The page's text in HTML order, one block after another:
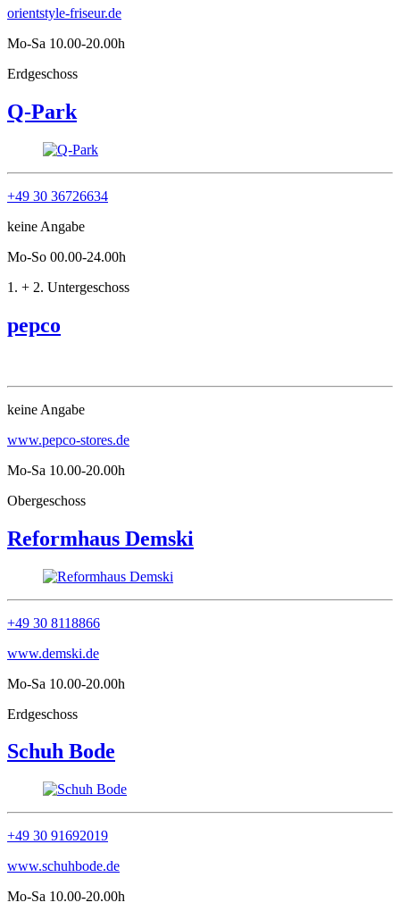
orientstyle-friseur.de
Mo-Sa 10.00-20.00h
Erdgeschoss
Q-Park
+49 30 36726634
keine Angabe
Mo-So 00.00-24.00h
1. + 2. Untergeschoss
pepco
keine Angabe
www.pepco-stores.de
Mo-Sa 10.00-20.00h
Obergeschoss
Reformhaus Demski
+49 30 8118866
www.demski.de
Mo-Sa 10.00-20.00h
Erdgeschoss
Schuh Bode
+49 30 91692019
www.schuhbode.de
Mo-Sa 10.00-20.00h